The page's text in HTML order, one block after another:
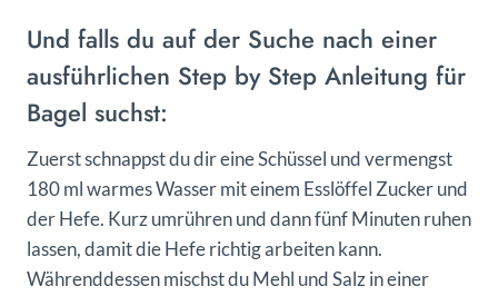
Und falls du auf der Suche nach einer
ausführlichen Step by Step Anleitung für
Bagel suchst:
Zuerst schnappst du dir eine Schüssel und vermengst
180 ml warmes Wasser mit einem Esslöffel Zucker und
der Hefe. Kurz umrühren und dann fünf Minuten ruhen
lassen, damit die Hefe richtig arbeiten kann.
Währenddessen mischst du Mehl und Salz in einer